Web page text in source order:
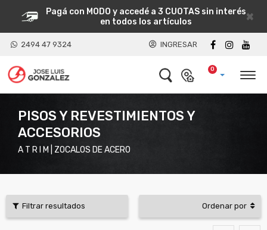
×
Pagá con MODO y accedé a 3 CUOTAS sin interés
en todos los artículos
2494 47 9324 INGRESAR
0
PISOS Y REVESTIMIENTOS Y
ACCESORIOS
A T R I M | ZOCALOS DE ACERO
Filtrar resultados Ordenar por